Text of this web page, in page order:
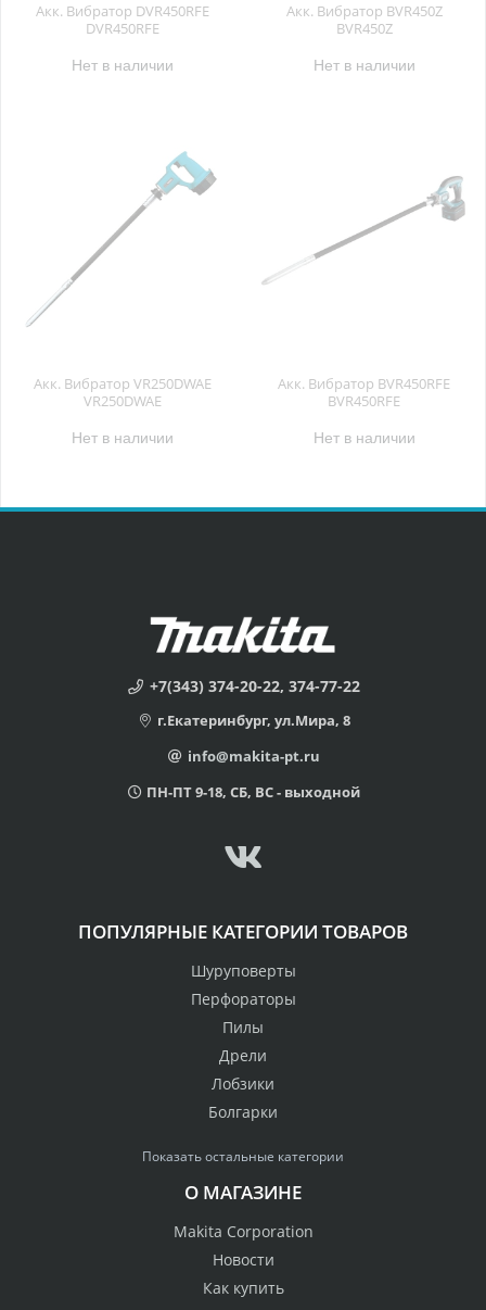
Акк. Вибратор DVR450RFE
DVR450RFE
Нет в наличии
Акк. Вибратор BVR450Z
BVR450Z
Нет в наличии
Акк. Вибратор VR250DWAE
VR250DWAE
Нет в наличии
Акк. Вибратор BVR450RFE
BVR450RFE
Нет в наличии
+7(343) 374-20-22, 374-77-22
г.Екатеринбург, ул.Мира, 8
info@makita-pt.ru
ПН-ПТ 9-18, СБ, ВС - выходной
ПОПУЛЯРНЫЕ КАТЕГОРИИ ТОВАРОВ
Шуруповерты
Перфораторы
Пилы
Дрели
Лобзики
Болгарки
Показать остальные категории
О МАГАЗИНЕ
Makita Corporation
Новости
Как купить